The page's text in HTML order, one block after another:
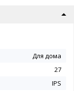
Для дома
27
IPS